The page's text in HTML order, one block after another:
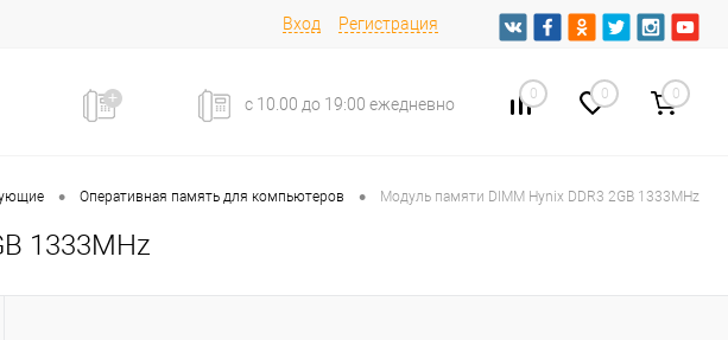
Вход Регистрация
с 10.00 до 19:00 ежедневно
0 0 0
• Оперативная память для компьютеров • Модуль памяти DIMM Hynix DDR3 2GB 1333MHz
1333MHz